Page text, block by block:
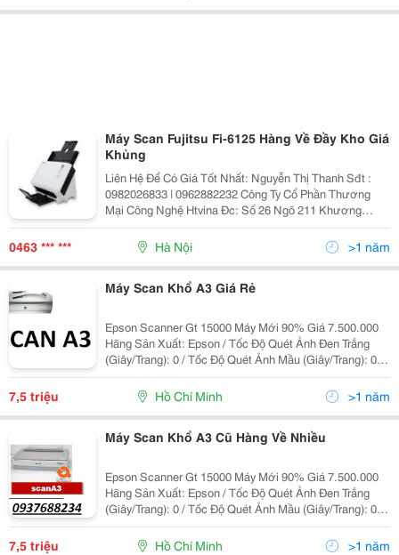
Máy Scan Fujitsu Fi-6125 Hàng Về Đầy Kho Giá
Khủng
Liên Hệ Để Có Giá Tốt Nhất: Nguyễn Thị Thanh Sđt :
0982026833 | 0962882232 Công Ty Cổ Phần Thương
Mại Công Nghệ Htvina Đc: Số 26 Ngõ 211 Khương
Trung &Ndash; Thanh Xuân &Ndash; Hà Nội Yahoo
:Nguyenthanh6685 Website: Http://Sieuthiht.com |
0463 *** *** Hà Nội >1 năm
Máy Scan Khổ A3 Giá Rẻ
Epson Scanner Gt 15000 Máy Mới 90% Giá 7.500.000
Hãng Sản Xuất: Epson / Tốc Độ Quét Ảnh Đen Trắng
(Giây/Trang): 0 / Tốc Độ Quét Ảnh Mầu (Giây/Trang): 0 /
Hỗ Trợ Giấy: A3/ Độ Phân Giải Quang Học: 600X600Dpi
/ Độ Phân Giải Tối Đa: 9600X9600Dpi /
7,5 triệu Hồ Chí Minh >1 năm
Máy Scan Khổ A3 Cũ Hàng Về Nhiều
Epson Scanner Gt 15000 Máy Mới 90% Giá 7.500.000
Hãng Sản Xuất: Epson / Tốc Độ Quét Ảnh Đen Trắng
(Giây/Trang): 0 / Tốc Độ Quét Ảnh Mầu (Giây/Trang): 0 /
Hỗ Trợ Giấy: A3/ Độ Phân Giải Quang Học: 600X600Dpi
/ Độ Phân Giải Tối Đa: 9600X9600Dpi /
7,5 triệu Hồ Chí Minh >1 năm